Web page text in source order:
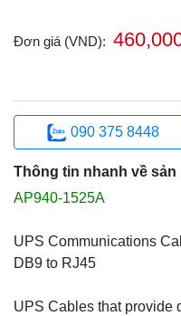
Đơn giá (VND):
090 375 8448
Thông tin nhanh về sản
AP940-1525A
UPS Communications
DB9 to RJ45
UPS Cables that provide